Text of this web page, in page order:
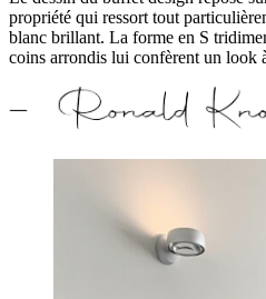
propriété qui ressort tout
blanc brillant. La forme en S
coins arrondis lui confèrent un look